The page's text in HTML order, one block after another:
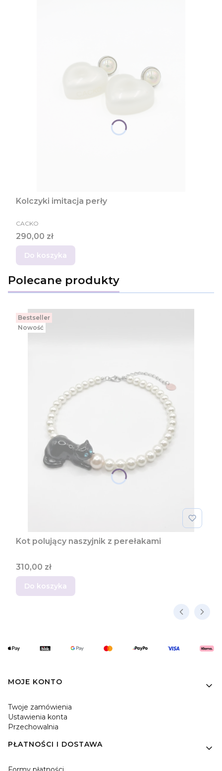
Kolczyki imitacja perły
PRODUCENT
CACKO
Cena
290,00 zł
Do koszyka
Polecane produkty
Bestseller
Nowość
Kot polujący naszyjnik z perełakami
Cena
310,00 zł
Do koszyka
Linki w stopce
MOJE KONTO
Twoje zamówienia
Ustawienia konta
Przechowalnia
PŁATNOŚCI I DOSTAWA